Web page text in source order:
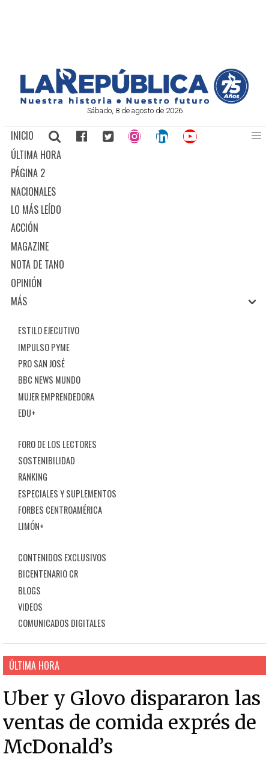
Sábado, 8 de agosto de 2026
INICIO
ÚLTIMA HORA
PÁGINA 2
NACIONALES
LO MÁS LEÍDO
ACCIÓN
MAGAZINE
NOTA DE TANO
OPINIÓN
MÁS
ESTILO EJECUTIVO
IMPULSO PYME
PRO SAN JOSÉ
BBC NEWS MUNDO
MUJER EMPRENDEDORA
EDU+
FORO DE LOS LECTORES
SOSTENIBILIDAD
RANKING
ESPECIALES Y SUPLEMENTOS
FORBES CENTROAMÉRICA
LIMÓN+
CONTENIDOS EXCLUSIVOS
BICENTENARIO CR
BLOGS
VIDEOS
COMUNICADOS DIGITALES
ÚLTIMA HORA
Uber y Glovo dispararon las
ventas de comida exprés de
McDonald’s